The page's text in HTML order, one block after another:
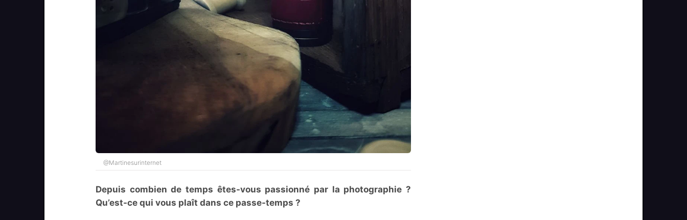
@Martinesurinternet
Depuis combien de temps êtes-vous passionné par la photographie ?
Qu’est-ce qui vous plaît dans ce passe-temps ?